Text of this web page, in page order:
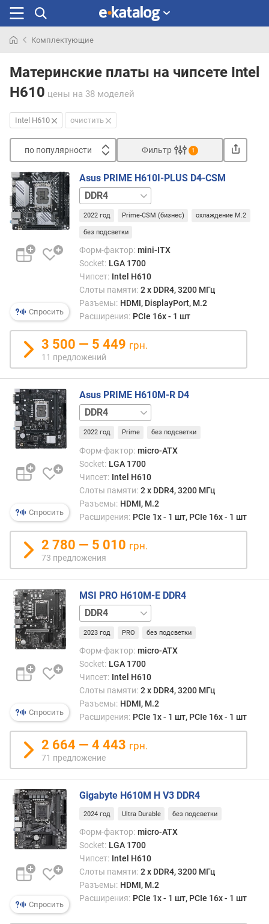
раньше
Комплектующие
Материнские платы на чипсете Intel
H610 цены на 38 моделей
Intel H610 очистить
по популярности
п
о
п
о
у
л
о
с
и
т
д
е
ш
е
в
ы
х
о
г
м
о
т
д
о
р
о
г
к
д
е
ш
е
в
ы
м
п
о
т
з
в
а
Фильтр 1
Спросить
Asus PRIME H610I-PLUS D4-CSM
DDR5
2022 год Prime-CSM (бизнес) охлаждение M.2
без подсветки
Форм-фактор: mini-ITX
Socket: LGA 1700
Чипсет: Intel H610
Слоты памяти: 2 х DDR4, 3200 МГц
Разъемы: HDMI, DisplayPort, M.2
Расширения: PCIe 16x - 1 шт
3 500 — 5 449 грн.
11 предложений
Спросить
Asus PRIME H610M-R D4
DDR5
2022 год Prime без подсветки
Форм-фактор: micro-ATX
Socket: LGA 1700
Чипсет: Intel H610
Слоты памяти: 2 х DDR4, 3200 МГц
Разъемы: HDMI, M.2
Расширения: PCIe 1x - 1 шт, PCIe 16x - 1 шт
2 780 — 5 010 грн.
73 предложения
Спросить
MSI PRO H610M-E DDR4
DDR5
2023 год PRO без подсветки
Форм-фактор: micro-ATX
Socket: LGA 1700
Чипсет: Intel H610
Слоты памяти: 2 х DDR4, 3200 МГц
Разъемы: HDMI, M.2
Расширения: PCIe 1x - 1 шт, PCIe 16x - 1 шт
2 664 — 4 443 грн.
71 предложение
Спросить
Gigabyte H610M H V3 DDR4
2024 год Ultra Durable без подсветки
Форм-фактор: micro-ATX
Socket: LGA 1700
Чипсет: Intel H610
Слоты памяти: 2 х DDR4, 3200 МГц
Разъемы: HDMI, M.2
Расширения: PCIe 1x - 1 шт, PCIe 16x - 1 шт